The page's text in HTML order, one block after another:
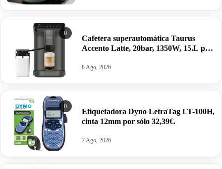
0
Cafetera superautomática Taurus
Accento Latte, 20bar, 1350W, 15.L por
8 Ago, 2026
0
Etiquetadora Dyno LetraTag LT-100H,
cinta 12mm por sólo 32,39€.
7 Ago, 2026